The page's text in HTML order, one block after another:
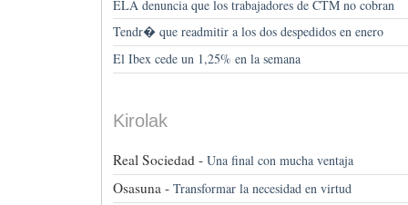
ELA denuncia que los trabajadores de CTM no cobran
Tendr� que readmitir a los dos despedidos en enero
El Ibex cede un 1,25% en la semana
Kirolak
Real Sociedad - Una final con mucha ventaja
Osasuna - Transformar la necesidad en virtud